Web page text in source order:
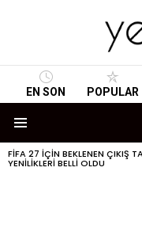
EN SON POPULAR
SON
HABERLER
FIFA 27 IÇIN BEKLENEN ÇIKIŞ
YENILIKLERI BELLI OLDU